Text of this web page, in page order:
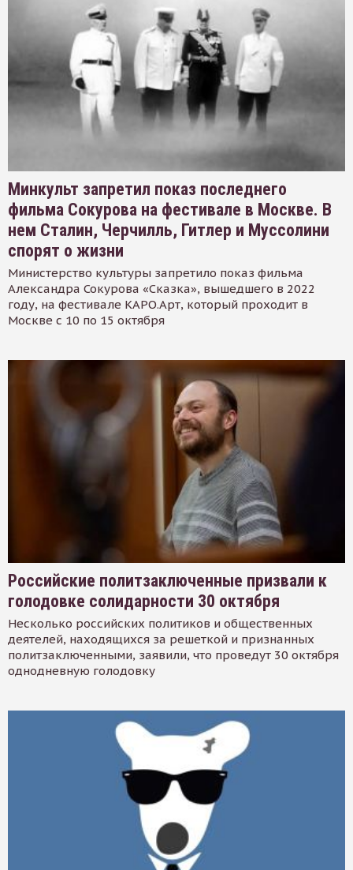
Минкульт запретил показ последнего
фильма Сокурова на фестивале в Москве. В
нем Сталин, Черчилль, Гитлер и Муссолини
спорят о жизни
Министерство культуры запретило показ фильма
Александра Сокурова «Сказка», вышедшего в 2022
году, на фестивале КАРО.Арт, который проходит в
Москве с 10 по 15 октября
Российские политзаключенные призвали к
голодовке солидарности 30 октября
Несколько российских политиков и общественных
деятелей, находящихся за решеткой и признанных
политзаключенными, заявили, что проведут 30 октября
однодневную голодовку